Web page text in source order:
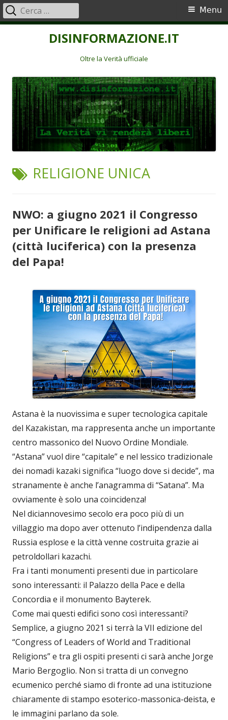
DISINFORMAZIONE.IT
Oltre la Verità ufficiale
Menu
principale
Menu
Ricerca
per:
TAG:
RELIGIONE UNICA
NWO: a giugno 2021 il Congresso
per Unificare le religioni ad Astana
(città luciferica) con la presenza
del Papa!
Astana è la nuovissima e super tecnologica capitale
del Kazakistan, ma rappresenta anche un importante
centro massonico del Nuovo Ordine Mondiale.
“Astana” vuol dire “capitale” e nel lessico tradizionale
dei nomadi kazaki significa “luogo dove si decide”, ma
stranamente è anche l’anagramma di “Satana”. Ma
ovviamente è solo una coincidenza!
Nel diciannovesimo secolo era poco più di un
villaggio ma dopo aver ottenuto l’indipendenza dalla
Russia esplose e la città venne costruita grazie ai
petroldollari kazachi.
Fra i tanti monumenti presenti due in particolare
sono interessanti: il Palazzo della Pace e della
Concordia e il monumento Bayterek.
Come mai questi edifici sono così interessanti?
Semplice, a giugno 2021 si terrà la VII edizione del
“Congress of Leaders of World and Traditional
Religions” e tra gli ospiti presenti ci sarà anche Jorge
Mario Bergoglio. Non si tratta di un convegno
ecumenico perché siamo di fronte ad una istituzione
chiaramente di stampo esoterico-massonica-deista, e
le immagini parlano da sole.